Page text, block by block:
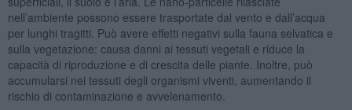
nell’ambiente possono essere trasportate dal vento e dall’acqua
per lunghi tragitti. Può avere effetti negativi sulla fauna selvatica e
sulla vegetazione: causa danni ai tessuti vegetali e riduce la
capacità di riproduzione e di crescita delle piante. Inoltre, può
accumularsi nei tessuti degli organismi viventi, aumentando il
rischio di contaminazione e avvelenamento.